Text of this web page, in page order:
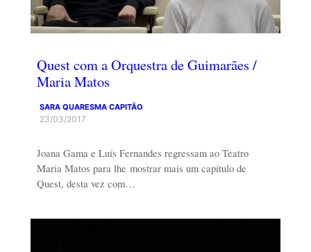
Quest com a Orquestra de Guimarães /
Maria Matos
SARA QUARESMA CAPITÃO
23/03/2017
Joana Gama e Luís Fernandes regressam ao Teatro
Maria Matos para lhe mostrar mais um capítulo de
Quest, desta vez com…